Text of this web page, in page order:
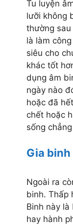
Tu luyện
lưỡi không
thường
là làm
siêu cho
khác tốt
dụng âm
ngày nào
hoặc đã
chết hoặc
sống
Gia
Ngoài ra
binh. Thấp
Binh này
hay hành